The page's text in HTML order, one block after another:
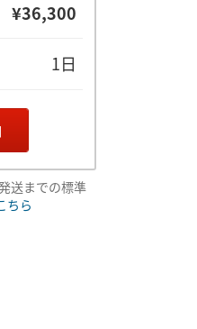
¥36,300
1日
送までの標準
ちら